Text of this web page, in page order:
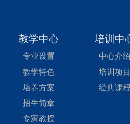
教学中心
专业设置
教学特色
培养方案
招生简章
专家教授
培训中
中心介
培训项
经典课